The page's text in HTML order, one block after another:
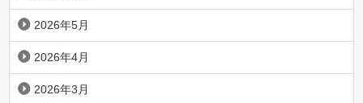
2026年5月
2026年4月
2026年3月